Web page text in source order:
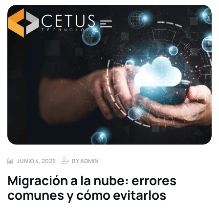
JUNIO 4, 2025 BYADMIN
Migración a la nube: errores
comunes y cómo evitarlos